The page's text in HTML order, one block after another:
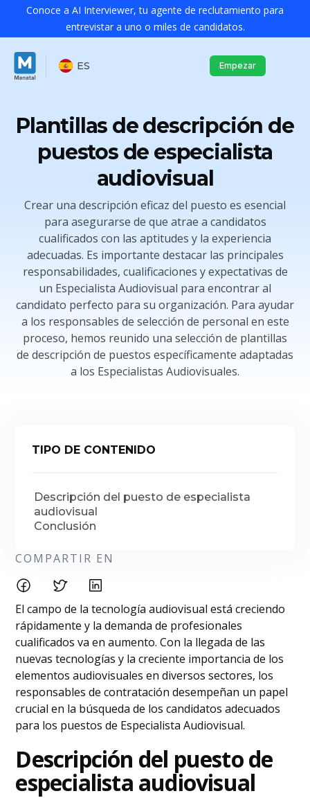
Conoce a AI Interviewer, tu agente de reclutamiento para
entrevistar a uno o miles de candidatos.
ES Empezar
Plantillas de descripción de
puestos de especialista
audiovisual
Crear una descripción eficaz del puesto es esencial
para asegurarse de que atrae a candidatos
cualificados con las aptitudes y la experiencia
adecuadas. Es importante destacar las principales
responsabilidades, cualificaciones y expectativas de
un Especialista Audiovisual para encontrar al
candidato perfecto para su organización. Para ayudar
a los responsables de selección de personal en este
proceso, hemos reunido una selección de plantillas
de descripción de puestos específicamente adaptadas
a los Especialistas Audiovisuales.
TIPO DE CONTENIDO
Descripción del puesto de especialista
audiovisual
Conclusión
COMPARTIR EN
El campo de la tecnología audiovisual está creciendo
rápidamente y la demanda de profesionales
cualificados va en aumento. Con la llegada de las
nuevas tecnologías y la creciente importancia de los
elementos audiovisuales en diversos sectores, los
responsables de contratación desempeñan un papel
crucial en la búsqueda de los candidatos adecuados
para los puestos de Especialista Audiovisual.
Descripción del puesto de
especialista audiovisual